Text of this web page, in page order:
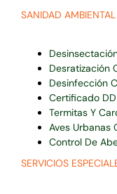
SANIDAD AMBIENTAL
Desratización
Desinfección
Certificado
Termitas Y
Aves Urbanas
Control De
SERVICIOS